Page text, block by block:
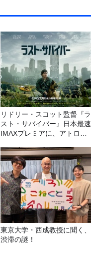
リドリー・スコット監督『ラ
スト・サバイバー』日本最速
IMAXプレミアに、アトロク
東京大学・西成教授に聞く、
渋滞の謎！